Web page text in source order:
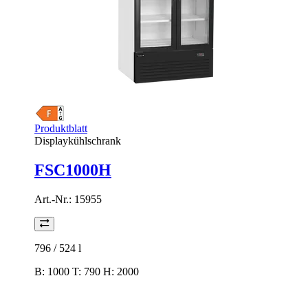
Produktblatt
Displaykühlschrank
FSC1000H
Art.-Nr.: 15955
796 / 524 l
B: 1000 T: 790 H: 2000